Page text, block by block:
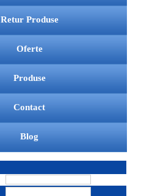
Retur Produse
Oferte
Produse
Contact
Blog